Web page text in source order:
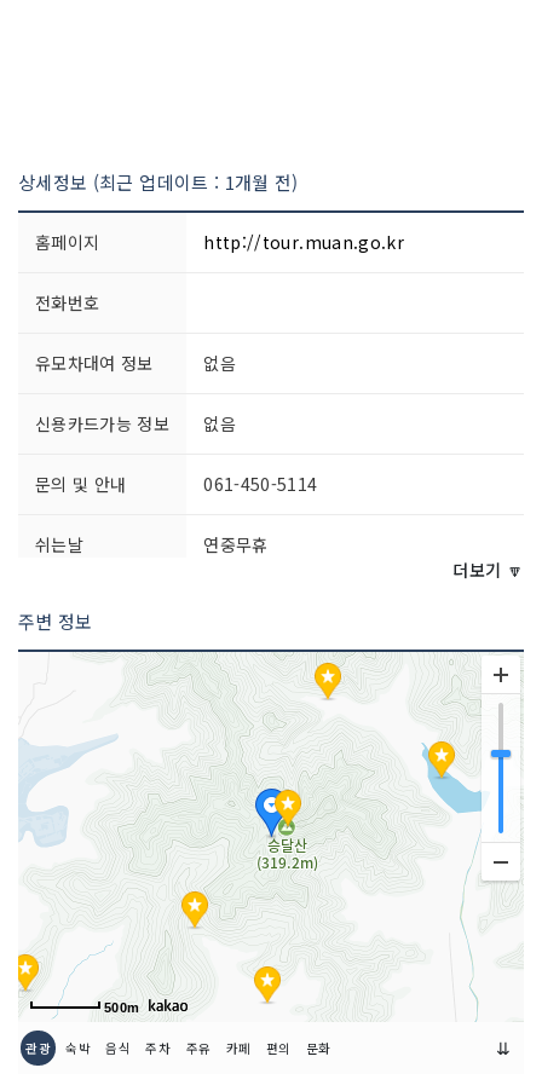
상세정보 (최근 업데이트 : 1개월 전)
홈페이지 http://tour.muan.go.kr
전화번호
유모차대여 정보 없음
신용카드가능 정보 없음
문의 및 안내 061-450-5114
쉬는날
연중무휴
더보기 🔽
주변 정보
500m
관광 숙박 음식 주차 주유 카페 편의 문화 ⇊